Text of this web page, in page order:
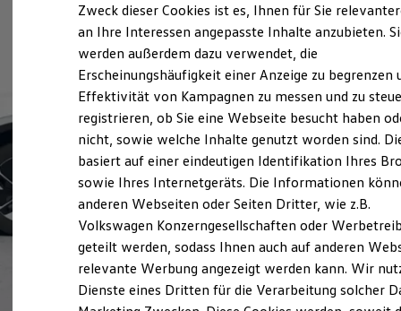
Laden
Laden unterwegs
Laden Zuhause
Ladezeitensimulator
Batterie
Sicherheit
Garantie und Lebensdauer
Nachhaltigkeit
Technologie
Kosten und Kauf
Verbrauchskosten
Kaufoptionen
E-Auto-Förderung
Software und Konnektivität
Die ID. Software 6
ID. Software Versionen und Updates
Digitale Extras
Schnittstellen zu Ihrem ID.
Zweck dieser Cookies ist es, Ihnen für Sie
an Ihre Interessen angepasste Inhalte anzubieten.
werden außerdem dazu verwendet, die
Erscheinungshäufigkeit einer Anzeige zu begrenzen
Effektivität von Kampagnen zu messen und zu
registrieren, ob Sie eine Webseite besucht haben
nicht, sowie welche Inhalte genutzt worden sind.
basiert auf einer eindeutigen Identifikation Ihres
sowie Ihres Internetgeräts. Die Informationen
anderen Webseiten oder Seiten Dritter, wie z.B.
Volkswagen Konzerngesellschaften oder
geteilt werden, sodass Ihnen auch auf anderen
relevante Werbung angezeigt werden kann. Wir
Dienste eines Dritten für die Verarbeitung solcher